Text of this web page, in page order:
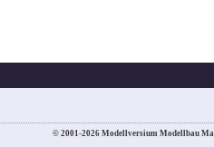
© 2001-2026 Modellversium Modellbau